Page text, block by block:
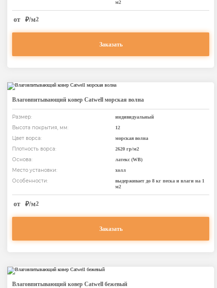
м2
от ₽/м2
Заказать
Влаговпитывающий ковер Catwell морская волна
Размер: индивидуальный
Высота покрытия, мм: 12
Цвет ворса: морская волна
Плотность ворса: 2620 гр/м2
Основа: латекс (WB)
Место установки: холл
Особенности:
выдерживает до 8 кг песка и влаги на 1
м2
от ₽/м2
Заказать
Влаговпитывающий ковер Catwell бежевый